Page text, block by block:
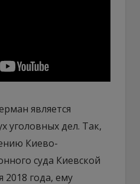
является
уголовных дел. Так,
Киево-
суда Киевской
2018 года, ему